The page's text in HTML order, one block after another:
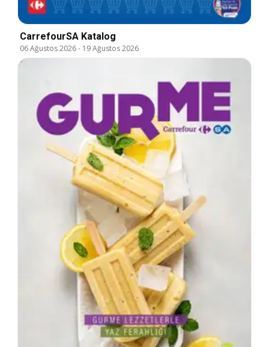
CarrefourSA Katalog
06 Ağustos 2026- 19 Ağustos 2026